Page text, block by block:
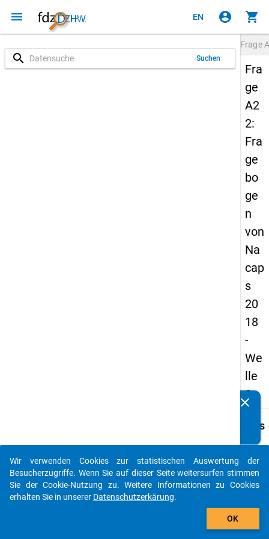
menu EN account_circle shopping_cart
search Suchen
Frage
Fra
ge
A2
2:
Fra
ge
bo
ge
n
von
Na
cap
s
20
18
-
We
lle
2
Details
A22
clear
auto_stories
add_shopping_cart
Wir verwenden Cookies zur statistischen Auswertung der
Besucherzugriffe. Wenn Sie auf dieser Seite weitersurfen stimmen
Sie der Cookie-Nutzung zu. Weitere Informationen zu Cookies
erhalten Sie in unserer Datenschutzerkärung.
OK